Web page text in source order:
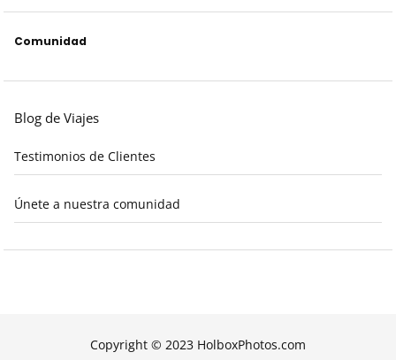
Comunidad
Blog de Viajes
Testimonios de Clientes
Únete a nuestra comunidad
Copyright © 2023 HolboxPhotos.com